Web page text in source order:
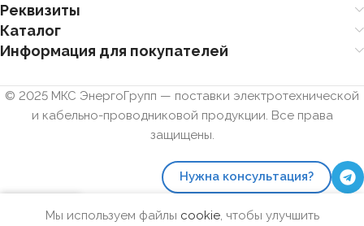
Реквизиты
Каталог
Информация для покупателей
© 2025 МКС ЭнергоГрупп — поставки электротехнической
и кабельно-проводниковой продукции. Все права
защищены.
Нужна консультация?
Мы используем файлы cookie, чтобы улучшить